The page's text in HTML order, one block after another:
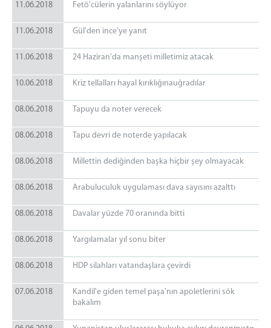
11.06.2018 Fetö'cülerin yalanlarını söylüyor
11.06.2018 Gül'den ince'ye yanıt
11.06.2018 24 Haziran'da manşeti milletimiz atacak
10.06.2018 Kriz tellalları hayal kırıklığınauğradılar
08.06.2018 Tapuyu da noter verecek
08.06.2018 Tapu devri de noterde yapılacak
08.06.2018 Millettin dediğinden başka hiçbir şey olmayacak
08.06.2018 Arabuluculuk uygulaması dava sayısını azalttı
08.06.2018 Davalar yüzde 70 oranında bitti
08.06.2018 Yargılamalar yıl sonu biter
08.06.2018 HDP silahları vatandaşlara çevirdi
07.06.2018
Kandil'e giden temel paşa'nın apoletlerini sök
bakalım